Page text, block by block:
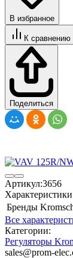
В избранное
К сравнению
Поделиться
Артикул:3656
Характеристики
Бренды
Все
Категории:
Регуляторы
sales@prom-